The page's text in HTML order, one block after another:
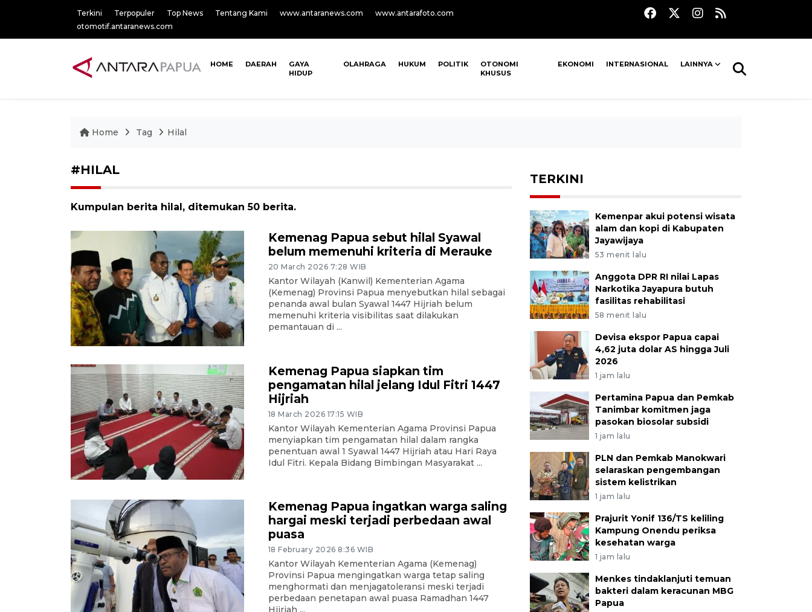
Terkini Terpopuler Top News Tentang Kami www.antaranews.com
www.antarafoto.com
otomotif.antaranews.com
HOME DAERAH
GAYA
HIDUP
OLAHRAGA HUKUM POLITIK
OTONOMI
KHUSUS
EKONOMI INTERNASIONAL LAINNYA
Home Tag Hilal
#HILAL
Kumpulan berita hilal, ditemukan 50 berita.
Kemenag Papua sebut hilal Syawal
belum memenuhi kriteria di Merauke
20 March 2026 7:28 WIB
Kantor Wilayah (Kanwil) Kementerian Agama
(Kemenag) Provinsi Papua menyebutkan hilal sebagai
penanda awal bulan Syawal 1447 Hijriah belum
memenuhi kriteria visibilitas saat dilakukan
pemantauan di ...
Kemenag Papua siapkan tim
pengamatan hilal jelang Idul Fitri 1447
Hijriah
18 March 2026 17:15 WIB
Kantor Wilayah Kementerian Agama Provinsi Papua
menyiapkan tim pengamatan hilal dalam rangka
penentuan awal 1 Syawal 1447 Hijriah atau Hari Raya
Idul Fitri. Kepala Bidang Bimbingan Masyarakat ...
Kemenag Papua ingatkan warga saling
hargai meski terjadi perbedaan awal
puasa
18 February 2026 8:36 WIB
Kantor Wilayah Kementerian Agama (Kemenag)
Provinsi Papua mengingatkan warga tetap saling
menghormati dan menjagatoleransi meski terjadi
perbedaan penetapan awal puasa Ramadhan 1447
Hijriah ...
TERKINI
Kemenpar akui potensi wisata
alam dan kopi di Kabupaten
Jayawijaya
53 menit lalu
Anggota DPR RI nilai Lapas
Narkotika Jayapura butuh
fasilitas rehabilitasi
58 menit lalu
Devisa ekspor Papua capai
4,62 juta dolar AS hingga Juli
2026
1 jam lalu
Pertamina Papua dan Pemkab
Tanimbar komitmen jaga
pasokan biosolar subsidi
1 jam lalu
PLN dan Pemkab Manokwari
selaraskan pengembangan
sistem kelistrikan
1 jam lalu
Prajurit Yonif 136/TS keliling
Kampung Onendu periksa
kesehatan warga
1 jam lalu
Menkes tindaklanjuti temuan
bakteri dalam keracunan MBG
Papua